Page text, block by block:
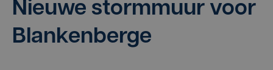
Nieu­we storm­muur voor
Blankenberge